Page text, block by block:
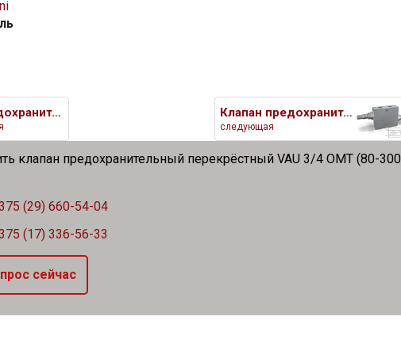
Клапан предохранительный перек Клапан предохранительный перек
следующая
клапан предохранительный перекрёстный VAU 3/4 OMT (80-300
(29) 660-54-04
(17) 336-56-33
сейчас